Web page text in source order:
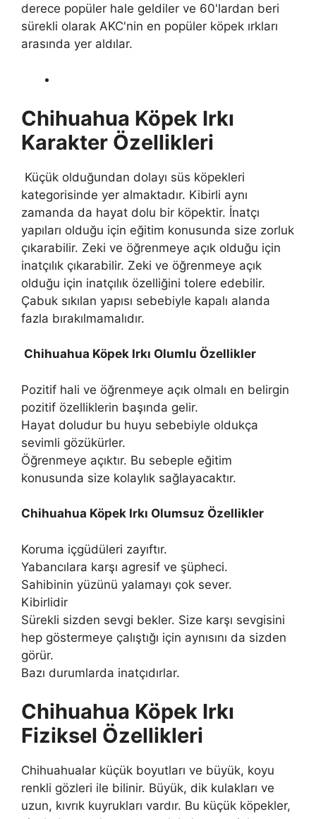
derece popüler hale geldiler ve 60'lardan beri
sürekli olarak AKC'nin en popüler köpek ırkları
arasında yer aldılar.
Chihuahua Köpek Irkı
Karakter Özellikleri
Küçük olduğundan dolayı süs köpekleri
kategorisinde yer almaktadır. Kibirli aynı
zamanda da hayat dolu bir köpektir. İnatçı
yapıları olduğu için eğitim konusunda size zorluk
çıkarabilir. Zeki ve öğrenmeye açık olduğu için
inatçılık çıkarabilir. Zeki ve öğrenmeye açık
olduğu için inatçılık özelliğini tolere edebilir.
Çabuk sıkılan yapısı sebebiyle kapalı alanda
fazla bırakılmamalıdır.
Chihuahua Köpek Irkı Olumlu Özellikler
Pozitif hali ve öğrenmeye açık olmalı en belirgin
pozitif özelliklerin başında gelir.
Hayat doludur bu huyu sebebiyle oldukça
sevimli gözükürler.
Öğrenmeye açıktır. Bu sebeple eğitim
konusunda size kolaylık sağlayacaktır.
Chihuahua Köpek Irkı Olumsuz Özellikler
Koruma içgüdüleri zayıftır.
Yabancılara karşı agresif ve şüpheci.
Sahibinin yüzünü yalamayı çok sever.
Kibirlidir
Sürekli sizden sevgi bekler. Size karşı sevgisini
hep göstermeye çalıştığı için aynısını da sizden
görür.
Bazı durumlarda inatçıdırlar.
Chihuahua Köpek Irkı
Fiziksel Özellikleri
Chihuahualar küçük boyutları ve büyük, koyu
renkli gözleri ile bilinir. Büyük, dik kulakları ve
uzun, kıvrık kuyrukları vardır. Bu küçük köpekler,